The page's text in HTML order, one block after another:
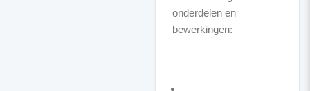
onderdelen en
bewerkingen: